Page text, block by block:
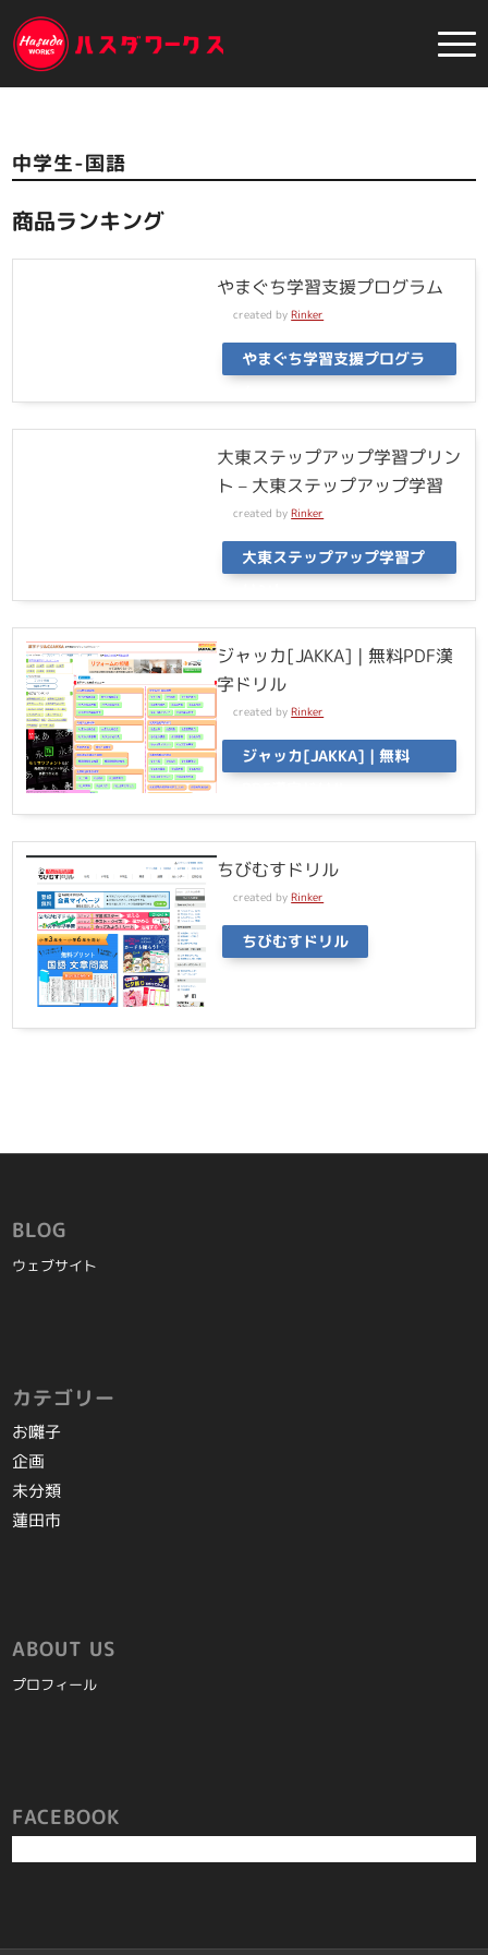
中学生-国語
商品ランキング
やまぐち学習支援プログラム
created byRinker
やまぐち学習支援プログラ
大東ステップアップ学習プリン
ト – 大東ステップアップ学習
created byRinker
大東ステップアップ学習プ
ジャッカ[JAKKA] | 無料PDF漢
字ドリル
created byRinker
ジャッカ[JAKKA] | 無料
ちびむすドリル
created byRinker
ちびむすドリル
BLOG
ウェブサイト
カテゴリー
お囃子
企画
未分類
蓮田市
ABOUT US
プロフィール
FACEBOOK